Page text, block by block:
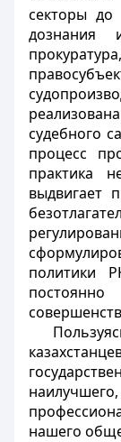
секторы до
дознания
судебного
процесс
практика
выдвигает
политики
нашего